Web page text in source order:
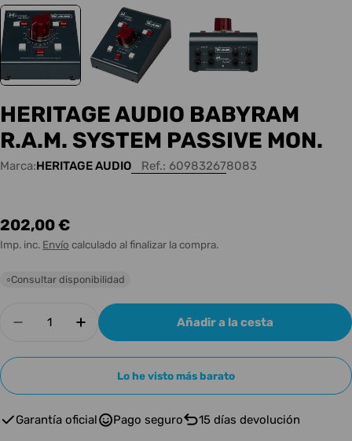
HERITAGE AUDIO BABYRAM
R.A.M. SYSTEM PASSIVE MON.
Marca:HERITAGE AUDIO Ref.: 609832678083
Precio
habitual
202,00 €
Imp. inc. Envío calculado al finalizar la compra.
○Consultar disponibilidad
Disminuir cantidad para HERITAGE AUDIO
Aumentar cantidad para HERITAGE
Añadir a la cesta
Lo he visto más barato
Garantía oficial Pago seguro 15 días devolución